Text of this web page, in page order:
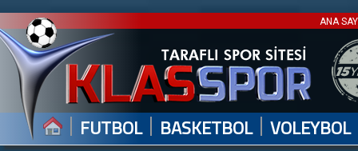
ANA
| FUTBOL | BASKETBOL | VOLEYBOL